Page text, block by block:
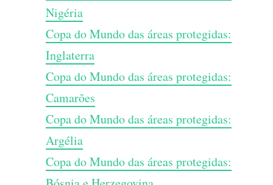
Nigéria
Copa do Mundo das áreas protegidas:
Inglaterra
Copa do Mundo das áreas protegidas:
Camarões
Copa do Mundo das áreas protegidas:
Argélia
Copa do Mundo das áreas protegidas: